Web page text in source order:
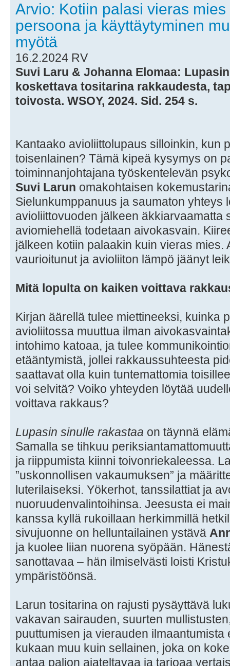
Arvio: Kotiin palasi vieras
persoona ja käyttäytyminen
myötä
16.2.2024 RV
Suvi Laru & Johanna Elomaa:
koskettava tositarina rakkaudesta,
toivosta. WSOY, 2024. Sid. 254 s.
Kantaako avioliittolupaus silloinkin, kun
toisenlainen? Tämä kipeä kysymys on
toiminnanjohtajana työskentelevän
Suvi Larun omakohtaisen
Sielunkumppanuus ja saumaton yhteys
avioliittovuoden jälkeen äkkiarvaamatta
aviomiehellä todetaan aivokasvain.
jälkeen kotiin palaakin kuin vieras mies.
vaurioitunut ja avioliiton lämpö jäänyt
Mitä lopulta on kaiken voittava
Kirjan äärellä tulee miettineeksi, kuinka
avioliitossa muuttua ilman
intohimo katoaa, ja tulee
etääntymistä, jollei rakkaussuhteesta
saattavat olla kuin tuntemattomia
voi selvitä? Voiko yhteyden löytää
voittava rakkaus?
Lupasin sinulle rakastaa on täynnä
Samalla se tihkuu
ja riippumista kiinni toivonriekaleessa.
”uskonnollisen vakaumuksen” ja
luterilaiseksi. Yökerhot, tanssilattiat ja
nuoruudenvalintoihinsa. Jeesusta ei
kanssa kyllä rukoillaan herkimmillä
sivujuonne on helluntailainen ystävä
ja kuolee liian nuorena syöpään.
sanottavaa – hän ilmiselvästi loisti
ympäristöönsä.
Larun tositarina on rajusti pysäyttävä
vakavan sairauden, suurten
puuttumisen ja vierauden ilmaantumista
kukaan muu kuin sellainen, joka on
antaa paljon ajateltavaa ja tarjoaa